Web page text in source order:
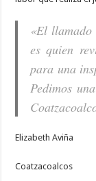
«El
es quien
para una
Pedimos
Elizabeth Aviña
Coatzacoalcos